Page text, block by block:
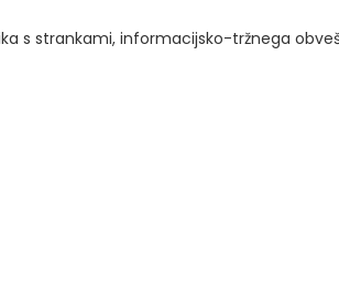
s strankami, informacijsko-tržnega